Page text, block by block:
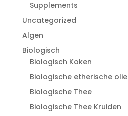
Supplements
Uncategorized
Algen
Biologisch
Biologisch Koken
Biologische etherische olie
Biologische Thee
Biologische Thee Kruiden